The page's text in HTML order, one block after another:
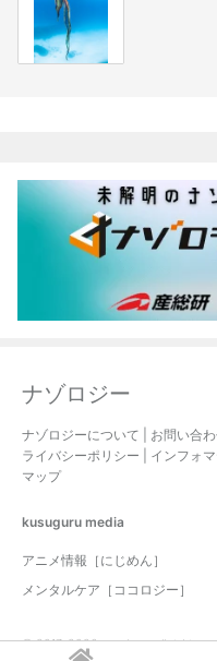
ナゾロジー
ナゾロジーについて お問い合
ライバシーポリシー
インフォ
マップ
kusuguru media
アニメ情報［にじめん］
メンタルケア［ココロジー］
© 2017-2026 nazology. all rights